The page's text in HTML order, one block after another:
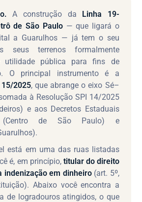
A construção da Linha 19-
de São Paulo— que ligará o
a Guarulhos — já tem o seu
seus terrenos formalmente
utilidade pública para fins de
O principal instrumento é a
15/2025, que abrange o eixo Sé–
à Resolução SPI 14/2025
e aos Decretos Estaduais
(Centro de São Paulo) e
está em uma das ruas listadas
é, em princípio, titular do direito
indenização em dinheiro(art. 5º,
Abaixo você encontra a
de logradouros atingidos, o que